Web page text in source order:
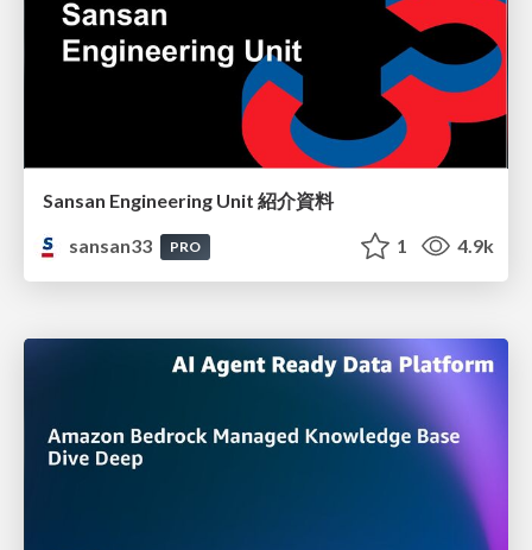
Sansan Engineering Unit 紹介資料
sansan33
PRO 1 4.9k